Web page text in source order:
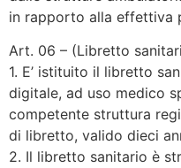
in rapporto alla effettiva
Art. 06 – (Libretto
1. E’ istituito il libretto
digitale, ad uso medico
competente struttura
di libretto, valido dieci
2. Il libretto sanitario è